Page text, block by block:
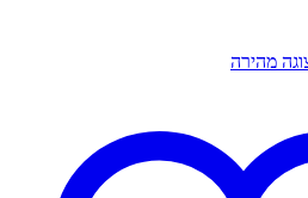
מהירה